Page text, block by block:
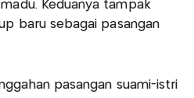
Keduanya tampak
baru sebagai pasangan
pasangan suami-istri